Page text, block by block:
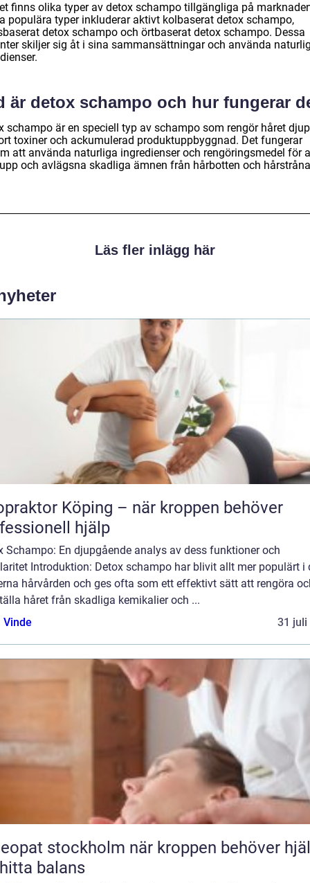
finns olika typer av detox schampo tillgängliga på
populära typer inkluderar aktivt kolbaserat detox schampo,
detox schampo och örtbaserat detox schampo. Dessa
skiljer sig åt i sina sammansättningar och använda
är detox schampo och hur fungerar
schampo är en speciell typ av schampo som rengör håret
toxiner och ackumulerad produktuppbyggnad. Det fungerar
att använda naturliga ingredienser och rengöringsmedel för
och avlägsna skadliga ämnen från hårbotten och
Läs fler inlägg här
Köping – när kroppen behöver
hjälp
Schampo: En djupgående analys av dess funktioner och
Introduktion: Detox schampo har blivit allt mer populärt i
hårvården och ges ofta som ett effektivt sätt att rengöra
håret från skadliga kemikalier och ...
Vinde
31 juli
stockholm när kroppen behöver hjälp
balans